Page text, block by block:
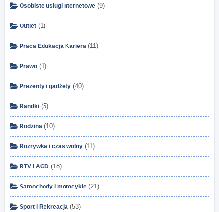
Osobiste usługi nternetowe (9)
Outlet (1)
Praca Edukacja Kariera (11)
Prawo (1)
Prezenty i gadżety (40)
Randki (5)
Rodzina (10)
Rozrywka i czas wolny (11)
RTV i AGD (18)
Samochody i motocykle (21)
Sport i Rekreacja (53)